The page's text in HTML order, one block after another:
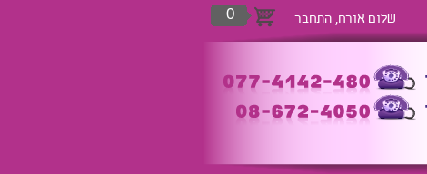
שלום אורח, התחבר 0